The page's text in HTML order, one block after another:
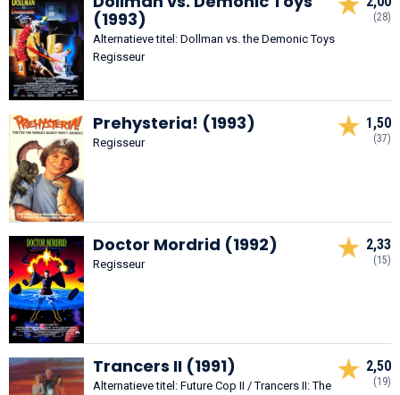
(1993)
Alternatieve titel: Dollman vs. the Demonic Toys
Regisseur
(28)
Prehysteria! (1993)
Regisseur
1,50
(37)
Doctor Mordrid (1992)
Regisseur
2,33
(15)
Trancers II (1991)
Alternatieve titel: Future Cop II / Trancers II: The
2,50
(19)